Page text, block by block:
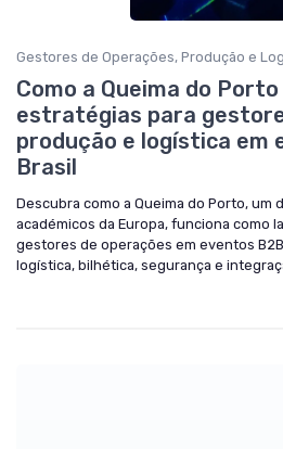
Gestores de Operações, Produção e
Como a Queima do
estratégias para
produção e logística em
Brasil
Descubra como a Queima do Porto, um
académicos da Europa, funciona como
gestores de operações em eventos
logística, bilhética, segurança e